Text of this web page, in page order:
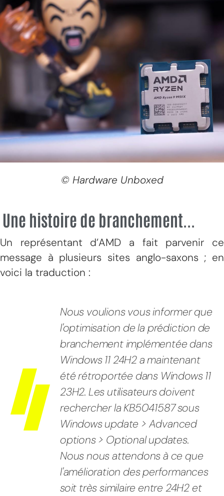
© Hardware Unboxed
Une histoire de branchement...
Un représentant d’AMD a fait parvenir ce
message à plusieurs sites anglo-saxons ; en
voici la traduction :
Nous voulions vous informer que
l'optimisation de la prédiction de
branchement implémentée dans
Windows 11 24H2 a maintenant
été rétroportée dans Windows 11
23H2. Les utilisateurs doivent
rechercher la KB5041587 sous
Windows update > Advanced
options > Optional updates.
Nous nous attendons à ce que
l'amélioration des performances
soit très similaire entre 24H2 et